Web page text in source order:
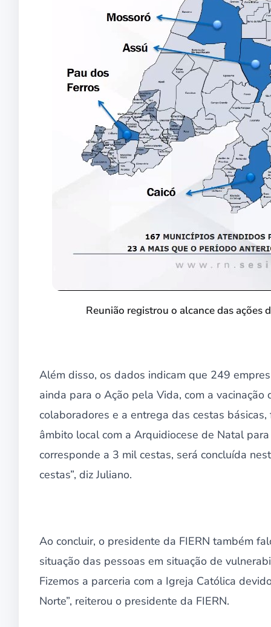
Reunião registrou o alcance das ações
Além disso, os dados indicam que 249
ainda para o Ação pela Vida, com a
colaboradores e a entrega das cestas
âmbito local com a Arquidiocese de Natal
corresponde a 3 mil cestas, será concluída
cestas”, diz Juliano.
Ao concluir, o presidente da FIERN também
situação das pessoas em situação de
Fizemos a parceria com a Igreja Católica
Norte”, reiterou o presidente da FIERN.